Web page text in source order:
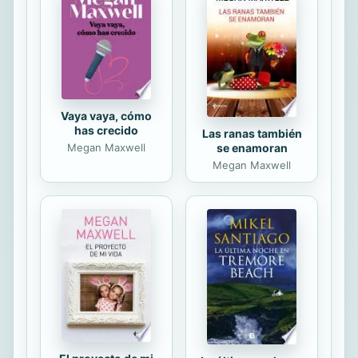
una joven hermosa y esbelta, con
una larga melena de color miel. Vaya
a donde vaya, deja a su paso una
estela de seguidoras que se mueren
por ...
Vaya vaya, cómo
has crecido
Megan Maxwell
Las ranas también
se enamoran
Megan Maxwell